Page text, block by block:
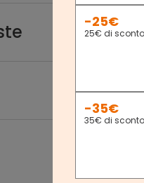
-25€
25€ di
-35€
35€ di